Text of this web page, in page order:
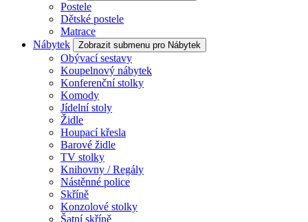
Postele
Dětské postele
Matrace
Nábytek
Zobrazit submenu pro Nábytek
Obývací sestavy
Koupelnový nábytek
Konferenční stolky
Komody
Jídelní stoly
Židle
Houpací křesla
Barové židle
TV stolky
Knihovny / Regály
Nástěnné police
Skříně
Konzolové stolky
Šatní skříně